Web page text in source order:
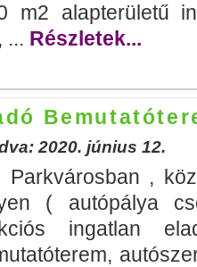
m2 alapterületű
... Részletek...
2020. június 12.
Parkvárosban ,
( autópálya
ingatlan